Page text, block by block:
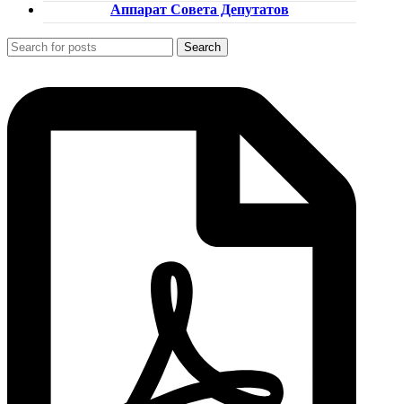
Аппарат Совета Депутатов
Search